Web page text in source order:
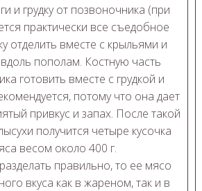
и грудку от позвоночника (при
практически все съедобное
отделить вместе с крыльями и
пополам. Костную часть
готовить вместе с грудкой и
потому что она дает
привкус и запах. После такой
получится четыре кусочка
весом около 400 г.
правильно, то ее мясо
вкуса как в жареном, так и в